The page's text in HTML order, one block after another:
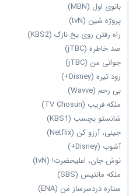
بانوی اول (MBN)
پروژه شین (tvN)
راه رفتن روی یخ نازک (KBS2)
صد خاطره (jTBC)
جوانی من (jTBC)
رود تیره (Disney+)
بی‌ رحم (Wavve)
ملکه فریب (TV Chosun)
شانستو بچسب (KBS1)
جینی، آرزو کن (Netflix)
آشوب (Disney+)
نوش جان، اعلیحضرت! (tvN)
ملکه‌ مانتیس (SBS)
ستاره دردسرساز من (ENA)